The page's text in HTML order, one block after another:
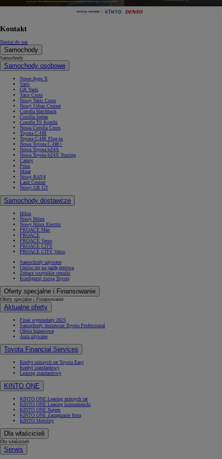
Kontakt
Napisz do nas
Samochody
Samochody
Samochody osobowe
Nowe Aygo X
Yaris
GR Yaris
Yaris Cross
Nowy Yaris Cross
Nowy Urban Cruiser
Corolla Hatchback
Corolla Sedan
Corolla TS Kombi
Nowa Corolla Cross
Toyota C-HR
Toyota C-HR Plug-in
Nowa Toyota C-HR+
Nowa Toyota bZ4X
Nowa Toyota bZ4X Touring
Camry
Prius
Mirai
Nowy RAV4
Land Cruiser
Nowy GR GT
Samochody dostawcze
Hilux
Nowy Hilux
Nowy Hilux Electric
PROACE Max
PROACE
PROACE Verso
PROACE CITY
PROACE CITY Verso
Samochody używane
Umów się na jazdę testową
Zobacz wszystkie cenniki
Konfiguruj swoją Toyotę
Oferty specjalne i Finansowanie
Oferty specjalne i Finansowanie
Aktualne oferty
Finał wyprzedaży 2025
Samochody dostawcze Toyota Professional
Oferta biznesowa
Auta używane
Toyota Financial Services
Kredyt niższych rat Toyota Easy
Kredyt standardowy
Leasing standardowy
KINTO ONE
KINTO ONE Leasing niższych rat
KINTO ONE Leasing konsumencki
KINTO ONE Najem
KINTO ONE Zarządzanie flotą
KINTO Mobility
Dla właścicieli
Dla właścicieli
Serwis